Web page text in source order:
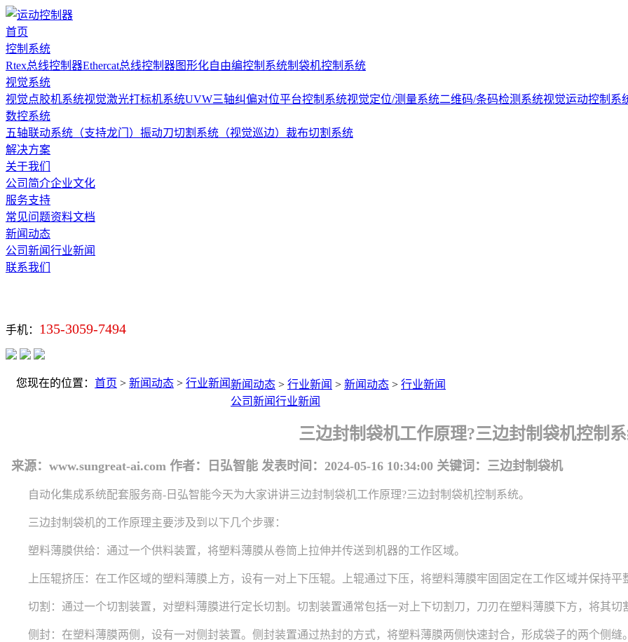
首页
控制系统
Rtex总线控制器Ethercat总线控制器图形化自由编控制系统制袋机控制系统
视觉系统
视觉点胶机系统视觉激光打标机系统UVW三轴纠偏对位平台控制系统视觉定位/测量系统二维码/条码检测系统视觉运动控制系
数控系统
五轴联动系统（支持龙门） 振动刀切割系统（视觉巡边） 裁布切割系统
解决方案
关于我们
公司简介企业文化
服务支持
常见问题资料文档
新闻动态
公司新闻行业新闻
联系我们
手机： 135-3059-7494
您现在的位置： 首页 > 新闻动态 > 行业新闻新闻动态 > 行业新闻 > 新闻动态 > 行业新闻
公司新闻行业新闻
三边封制袋机工作原理?三边封制袋机控制
来源：www.sungreat-ai.com 作者：日弘智能 发表时间：2024-05-16 10:34:00 关键词：三边封制袋机
自动化集成系统配套服务商-日弘智能今天为大家讲讲三边封制袋机工作原理?三边封制袋机控制系统。
三边封制袋机的工作原理主要涉及到以下几个步骤：
塑料薄膜供给：通过一个供料装置，将塑料薄膜从卷筒上拉伸并传送到机器的工作区域。
上压辊挤压：在工作区域的塑料薄膜上方，设有一对上下压辊。上辊通过下压，将塑料薄膜牢固固定在工作区域并保持平
切割：通过一个切割装置，对塑料薄膜进行定长切割。切割装置通常包括一对上下切割刀，刀刃在塑料薄膜下方，将其切
侧封：在塑料薄膜两侧，设有一对侧封装置。侧封装置通过热封的方式，将塑料薄膜两侧快速封合，形成袋子的两个侧缝